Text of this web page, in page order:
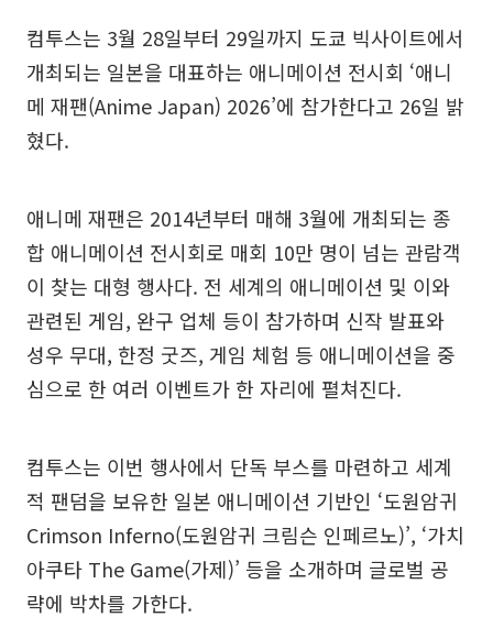
컴투스는 3월 28일부터 29일까지 도쿄 빅사이트에서
개최되는 일본을 대표하는 애니메이션 전시회 ‘애니
메 재팬(Anime Japan) 2026’에 참가한다고 26일 밝
혔다.
애니메 재팬은 2014년부터 매해 3월에 개최되는 종
합 애니메이션 전시회로 매회 10만 명이 넘는 관람객
이 찾는 대형 행사다. 전 세계의 애니메이션 및 이와
관련된 게임, 완구 업체 등이 참가하며 신작 발표와
성우 무대, 한정 굿즈, 게임 체험 등 애니메이션을 중
심으로 한 여러 이벤트가 한 자리에 펼쳐진다.
컴투스는 이번 행사에서 단독 부스를 마련하고 세계
적 팬덤을 보유한 일본 애니메이션 기반인 ‘도원암귀
Crimson Inferno(도원암귀 크림슨 인페르노)’, ‘가치
아쿠타 The Game(가제)’ 등을 소개하며 글로벌 공
략에 박차를 가한다.